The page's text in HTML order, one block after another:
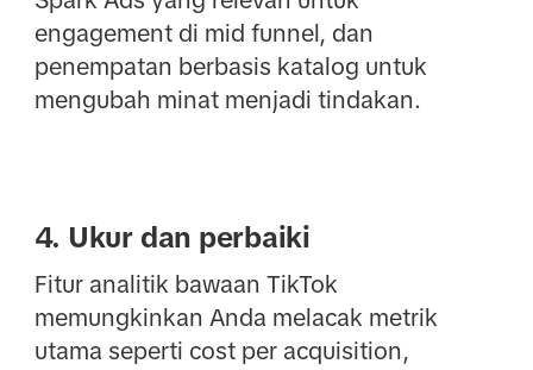
engagement di mid funnel, dan
penempatan berbasis katalog untuk
mengubah minat menjadi tindakan.
4. Ukur dan perbaiki
Fitur analitik bawaan TikTok
memungkinkan Anda melacak metrik
utama seperti cost per acquisition,